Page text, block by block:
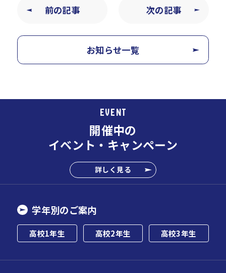
前の記事 次の記事
お知らせ一覧
EVENT
開催中の
イベント・キャンペーン
詳しく見る
学年別のご案内
高校1年生 高校2年生 高校3年生